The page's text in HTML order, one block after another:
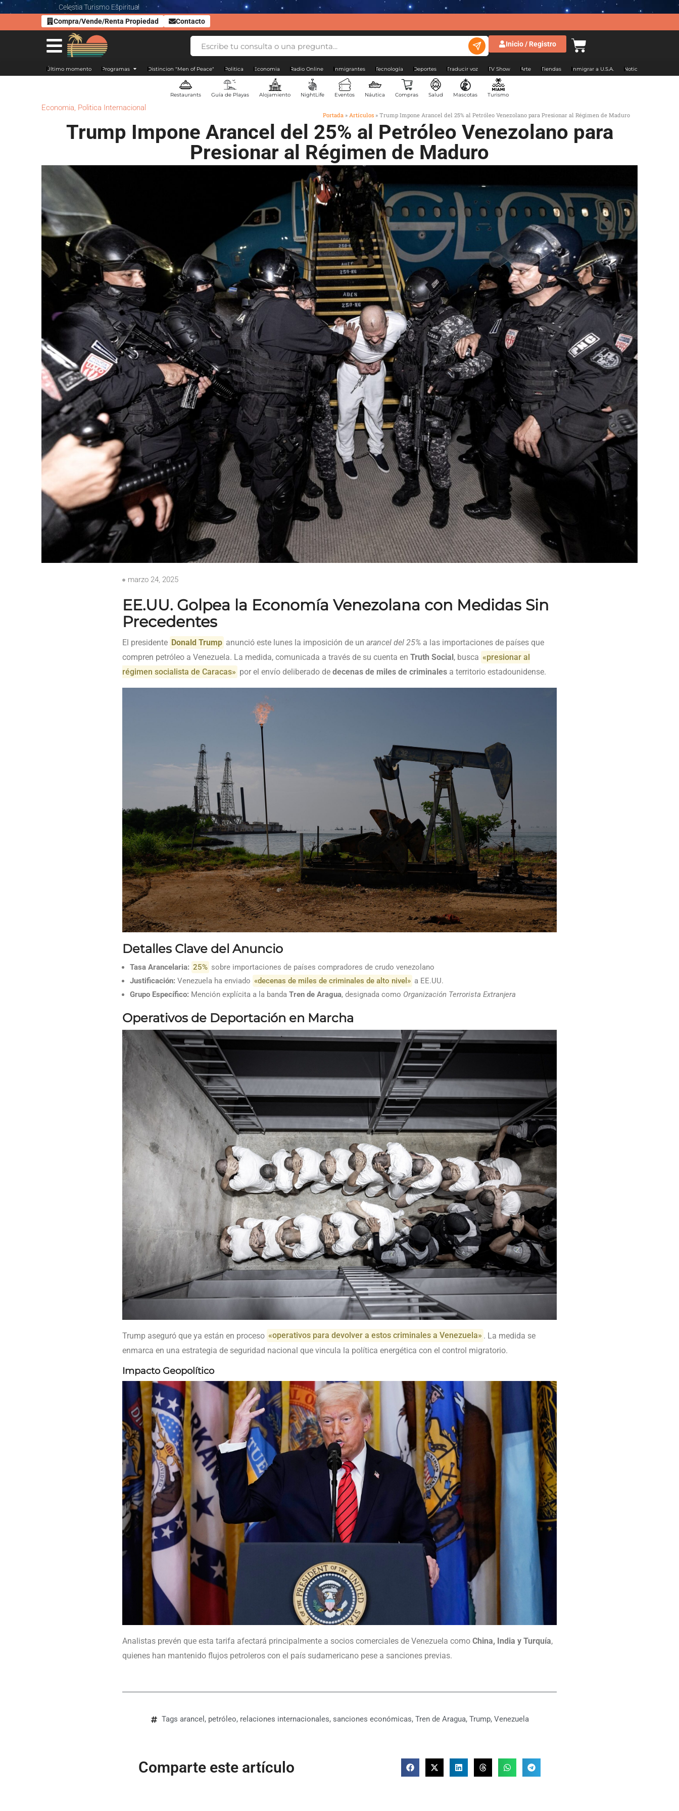
Celestia Turismo Espiritual
Compra/Vende/Renta Propiedad
Contacto
Inicio / Registro
Último momento Programas Distincion "Men of Peace" Politica Economia Radio Online Inmigrantes Tecnología Deportes Traducir voz TV Show Arte Tiendas Inmigrar a U.S.A. Noticias Argentina
Restaurants Guía de Playas Alojamiento NightLife Eventos Náutica Compras Salud Mascotas Turismo
Economia, Politica Internacional
Portada » Artículos » Trump Impone Arancel del 25% al Petróleo Venezolano para Presionar al Régimen de Maduro
Trump Impone Arancel del 25% al Petróleo Venezolano para
Presionar al Régimen de Maduro
marzo 24, 2025
EE.UU. Golpea la Economía Venezolana con Medidas Sin
Precedentes
El presidente Donald Trump anunció este lunes la imposición de unarancel del 25% a las importaciones de países que
compren petróleo a Venezuela. La medida, comunicada a través de su cuenta en Truth Social, busca «presionar al
régimen socialista de Caracas» por el envío deliberado dedecenas de miles de criminales a territorio estadounidense.
Detalles Clave del Anuncio
Tasa Arancelaria: 25% sobre importaciones de países compradores de crudo venezolano
Justificación: Venezuela ha enviado «decenas de miles de criminales de alto nivel» a EE.UU.
Grupo Específico: Mención explícita a la banda Tren de Aragua, designada como Organización Terrorista Extranjera
Operativos de Deportación en Marcha
Trump aseguró que ya están en proceso «operativos para devolver a estos criminales a Venezuela» . La medida se
enmarca en una estrategia de seguridad nacional que vincula la política energética con el control migratorio.
Impacto Geopolítico
Analistas prevén que esta tarifa afectará principalmente a socios comerciales de Venezuela como China, India y Turquía,
quienes han mantenido flujos petroleros con el país sudamericano pese a sanciones previas.
Tags arancel , petróleo, relaciones internacionales, sanciones económicas, Tren de Aragua, Trump, Venezuela
Comparte este artículo